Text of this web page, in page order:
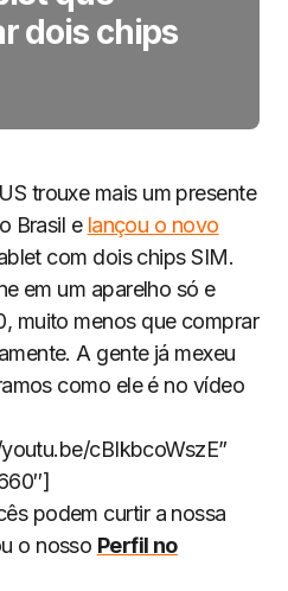
dois chips
trouxe mais um presente
Brasil e lançou o novo
com dois chips SIM.
em um aparelho só e
muito menos que comprar
A gente já mexeu
como ele é no vídeo
cBIkbcoWszE”
podem curtir a nossa
o nosso Perfil no